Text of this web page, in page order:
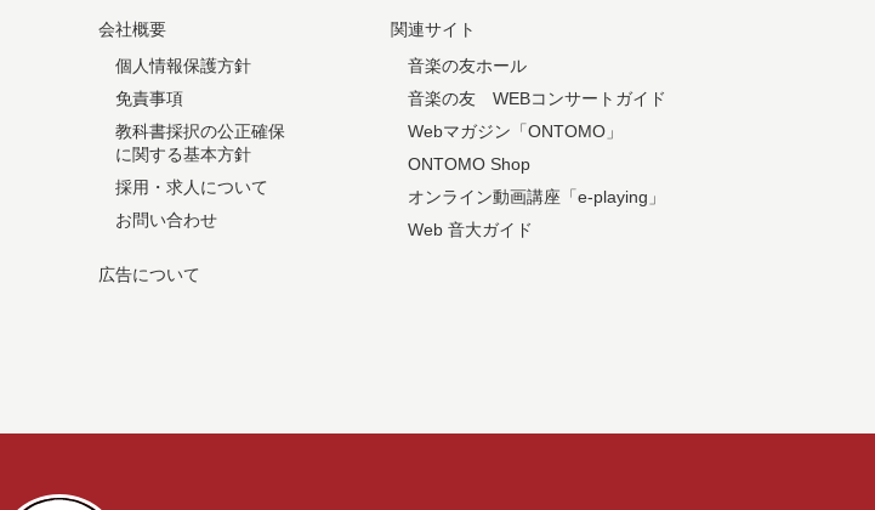
会社概要
個人情報保護方針
免責事項
教科書採択の公正確保
に関する基本方針
採用・求人について
お問い合わせ
広告について
関連サイト
音楽の友ホール
音楽の友 WEBコンサートガイド
Webマガジン「ONTOMO」
ONTOMO Shop
オンライン動画講座「e-playing」
Web 音大ガイド